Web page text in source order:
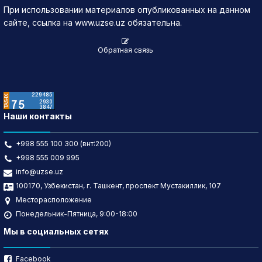
13.07.2026 117.11 ▼ 1.89 4,361 516,910.83
При использовании материалов опубликованных на данном
сайте, ссылка на www.uzse.uz обязательна.
Обратная связь
Наши контакты
+998 555 100 300 (внт:200)
+998 555 009 995
info@uzse.uz
100170, Узбекистан, г. Ташкент, проспект Мустакиллик, 107
Месторасположение
Понедельник-Пятница, 9:00-18:00
Мы в социальных сетях
Facebook